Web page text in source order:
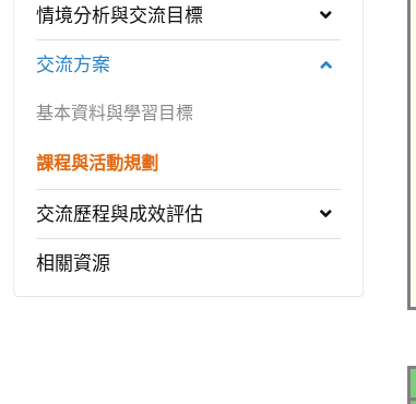
載
情境分析與交流目標
交流方案
基本資料與學習目標
課程與活動規劃
交流歷程與成效評估
相關資源